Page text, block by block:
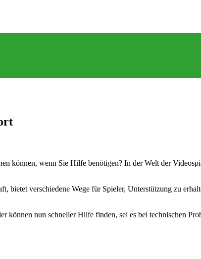
können, wenn Sie Hilfe benötigen? In der Welt der
verschiedene Wege für Spieler, Unterstützung zu
können nun schneller Hilfe finden, sei es bei technischen